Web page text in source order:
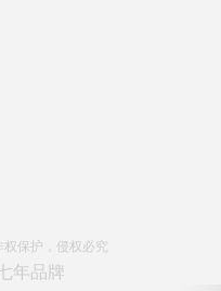
权保护，侵权必究
年品牌